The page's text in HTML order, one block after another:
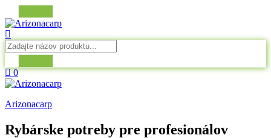
0
Arizonacarp
Rybárske potreby pre profesionálov